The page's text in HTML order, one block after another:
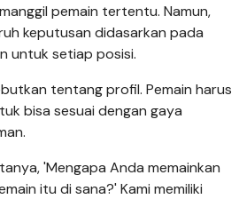
pemain tertentu. Namun,
keputusan didasarkan pada
untuk setiap posisi.
tentang profil. Pemain harus
bisa sesuai dengan gaya
'Mengapa Anda memainkan
itu di sana?' Kami memiliki